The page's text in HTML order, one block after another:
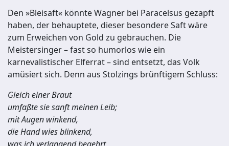
Den »Bleisaft« könnte Wagner bei Paracelsus gezapft
haben, der behauptete, dieser besondere Saft wäre
zum Erweichen von Gold zu gebrauchen. Die
Meistersinger – fast so humorlos wie ein
karnevalistischer Elferrat – sind entsetzt, das Volk
amüsiert sich. Denn aus Stolzings brünftigem Schluss:
Gleich einer Braut
umfaßte sie sanft meinen Leib;
mit Augen winkend,
die Hand wies blinkend,